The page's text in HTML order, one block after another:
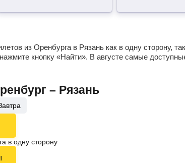
из Оренбурга в Рязань как в одну сторону,
кнопку «Найти». В августе самые
– Рязань
в одну сторону